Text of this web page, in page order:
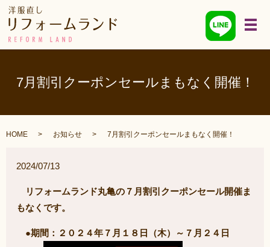
メ
7月割引クーポンセールまもなく開催！
HOME お知らせ 7月割引クーポンセールまもなく開催！
2024/07/13
リフォームランド丸亀の７月割引クーポンセール開催ま
もなくです。
●期間：２０２４年７月１８日（木）～７月２４日